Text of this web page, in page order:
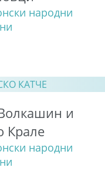
народни
КАТЧЕ
и
Крале
народни